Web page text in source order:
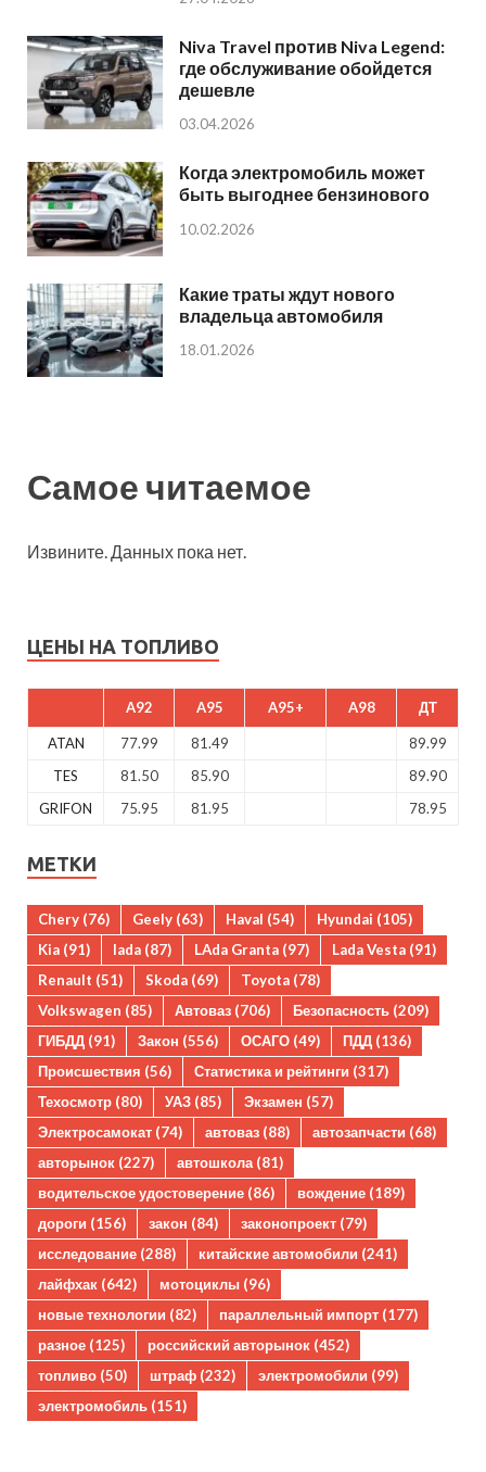
Niva Travel против Niva Legend:
где обслуживание обойдется
дешевле
03.04.2026
Когда электромобиль может
быть выгоднее бензинового
10.02.2026
Какие траты ждут нового
владельца автомобиля
18.01.2026
Самое читаемое
Извините. Данных пока нет.
ЦЕНЫ НА ТОПЛИВО
A92 A95 A95+ A98 ДТ
ATAN 77.99 81.49
89.99
TES
81.50 85.90
89.90
GRIFON
75.95 81.95 78.95
МЕТКИ
Chery (76) Geely (63) Haval (54) Hyundai (105)
Kia (91) lada (87) LAda Granta (97) Lada Vesta (91)
Renault (51) Skoda (69) Toyota (78)
Volkswagen (85) Автоваз (706) Безопасность (209)
ГИБДД (91) Закон (556) ОСАГО (49) ПДД (136)
Происшествия (56) Статистика и рейтинги (317)
Техосмотр (80) УАЗ (85) Экзамен (57)
Электросамокат (74) автоваз (88) автозапчасти (68)
авторынок (227) автошкола(81)
водительское удостоверение (86) вождение (189)
дороги (156) закон (84) законопроект (79)
исследование (288) китайские автомобили (241)
лайфхак (642) мотоциклы (96)
новые технологии (82) параллельный импорт (177)
разное (125) российский авторынок (452)
топливо (50) штраф (232) электромобили (99)
электромобиль (151)